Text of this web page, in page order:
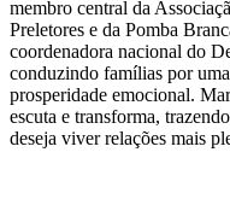
membro central da
Preletores e da Pomba
coordenadora nacional do
conduzindo famílias por
prosperidade emocional.
escuta e transforma,
deseja viver relações mais